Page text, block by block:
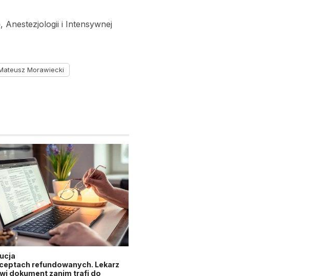
i Intensywnej
Morawiecki
refundowanych. Lekarz
dokument zanim trafi do